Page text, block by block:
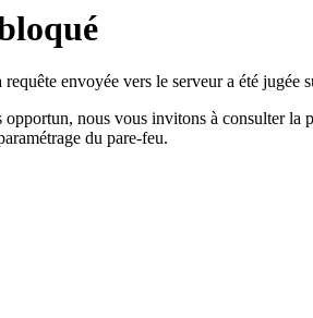
envoyée vers le serveur a été jugée
nous vous invitons à consulter la
du pare-feu.